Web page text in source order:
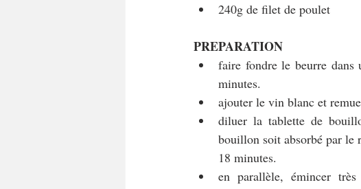
240g de filet de poulet
PREPARATION
faire fondre le beurre dans
minutes.
ajouter le vin blanc et
diluer la tablette de
bouillon soit absorbé par le
18 minutes.
en parallèle, émincer